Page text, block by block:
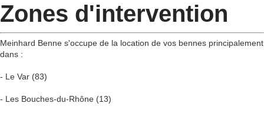
Zones d'intervention
Meinhard Benne s'occupe de la location de vos bennes principalement
dans :
- Le Var (83)
- Les Bouches-du-Rhône (13)